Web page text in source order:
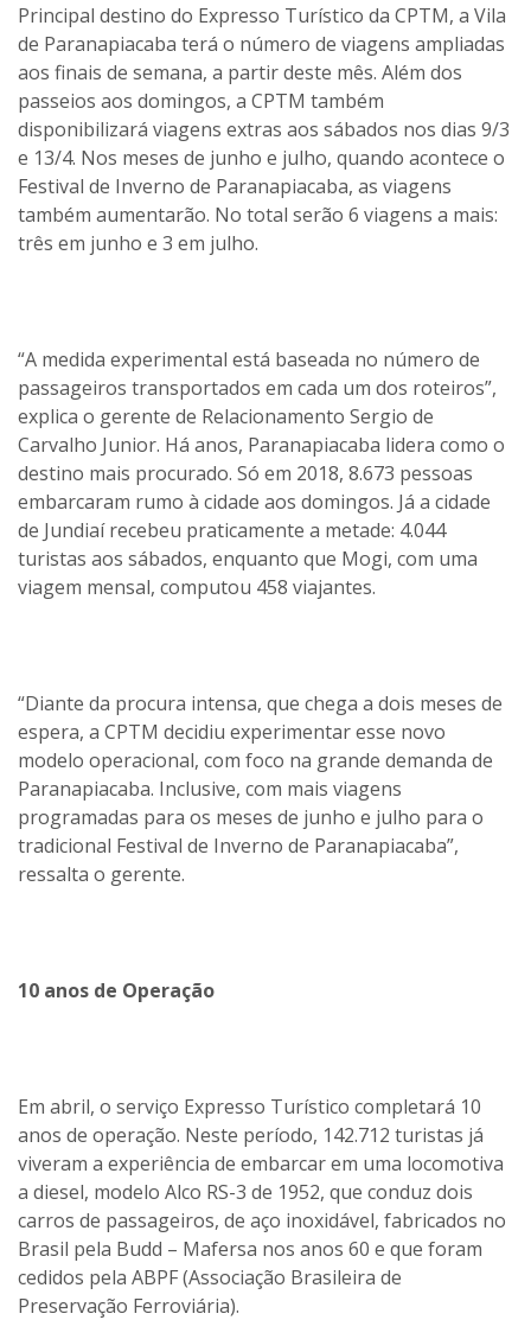
Principal destino do Expresso Turístico da CPTM, a Vila
de Paranapiacaba terá o número de viagens ampliadas
aos finais de semana, a partir deste mês. Além dos
passeios aos domingos, a CPTM também
disponibilizará viagens extras aos sábados nos dias 9/3
e 13/4. Nos meses de junho e julho, quando acontece o
Festival de Inverno de Paranapiacaba, as viagens
também aumentarão. No total serão 6 viagens a mais:
três em junho e 3 em julho.
“A medida experimental está baseada no número de
passageiros transportados em cada um dos roteiros”,
explica o gerente de Relacionamento Sergio de
Carvalho Junior. Há anos, Paranapiacaba lidera como o
destino mais procurado. Só em 2018, 8.673 pessoas
embarcaram rumo à cidade aos domingos. Já a cidade
de Jundiaí recebeu praticamente a metade: 4.044
turistas aos sábados, enquanto que Mogi, com uma
viagem mensal, computou 458 viajantes.
“Diante da procura intensa, que chega a dois meses de
espera, a CPTM decidiu experimentar esse novo
modelo operacional, com foco na grande demanda de
Paranapiacaba. Inclusive, com mais viagens
programadas para os meses de junho e julho para o
tradicional Festival de Inverno de Paranapiacaba”,
ressalta o gerente.
10 anos de Operação
Em abril, o serviço Expresso Turístico completará 10
anos de operação. Neste período, 142.712 turistas já
viveram a experiência de embarcar em uma locomotiva
a diesel, modelo Alco RS-3 de 1952, que conduz dois
carros de passageiros, de aço inoxidável, fabricados no
Brasil pela Budd – Mafersa nos anos 60 e que foram
cedidos pela ABPF (Associação Brasileira de
Preservação Ferroviária).